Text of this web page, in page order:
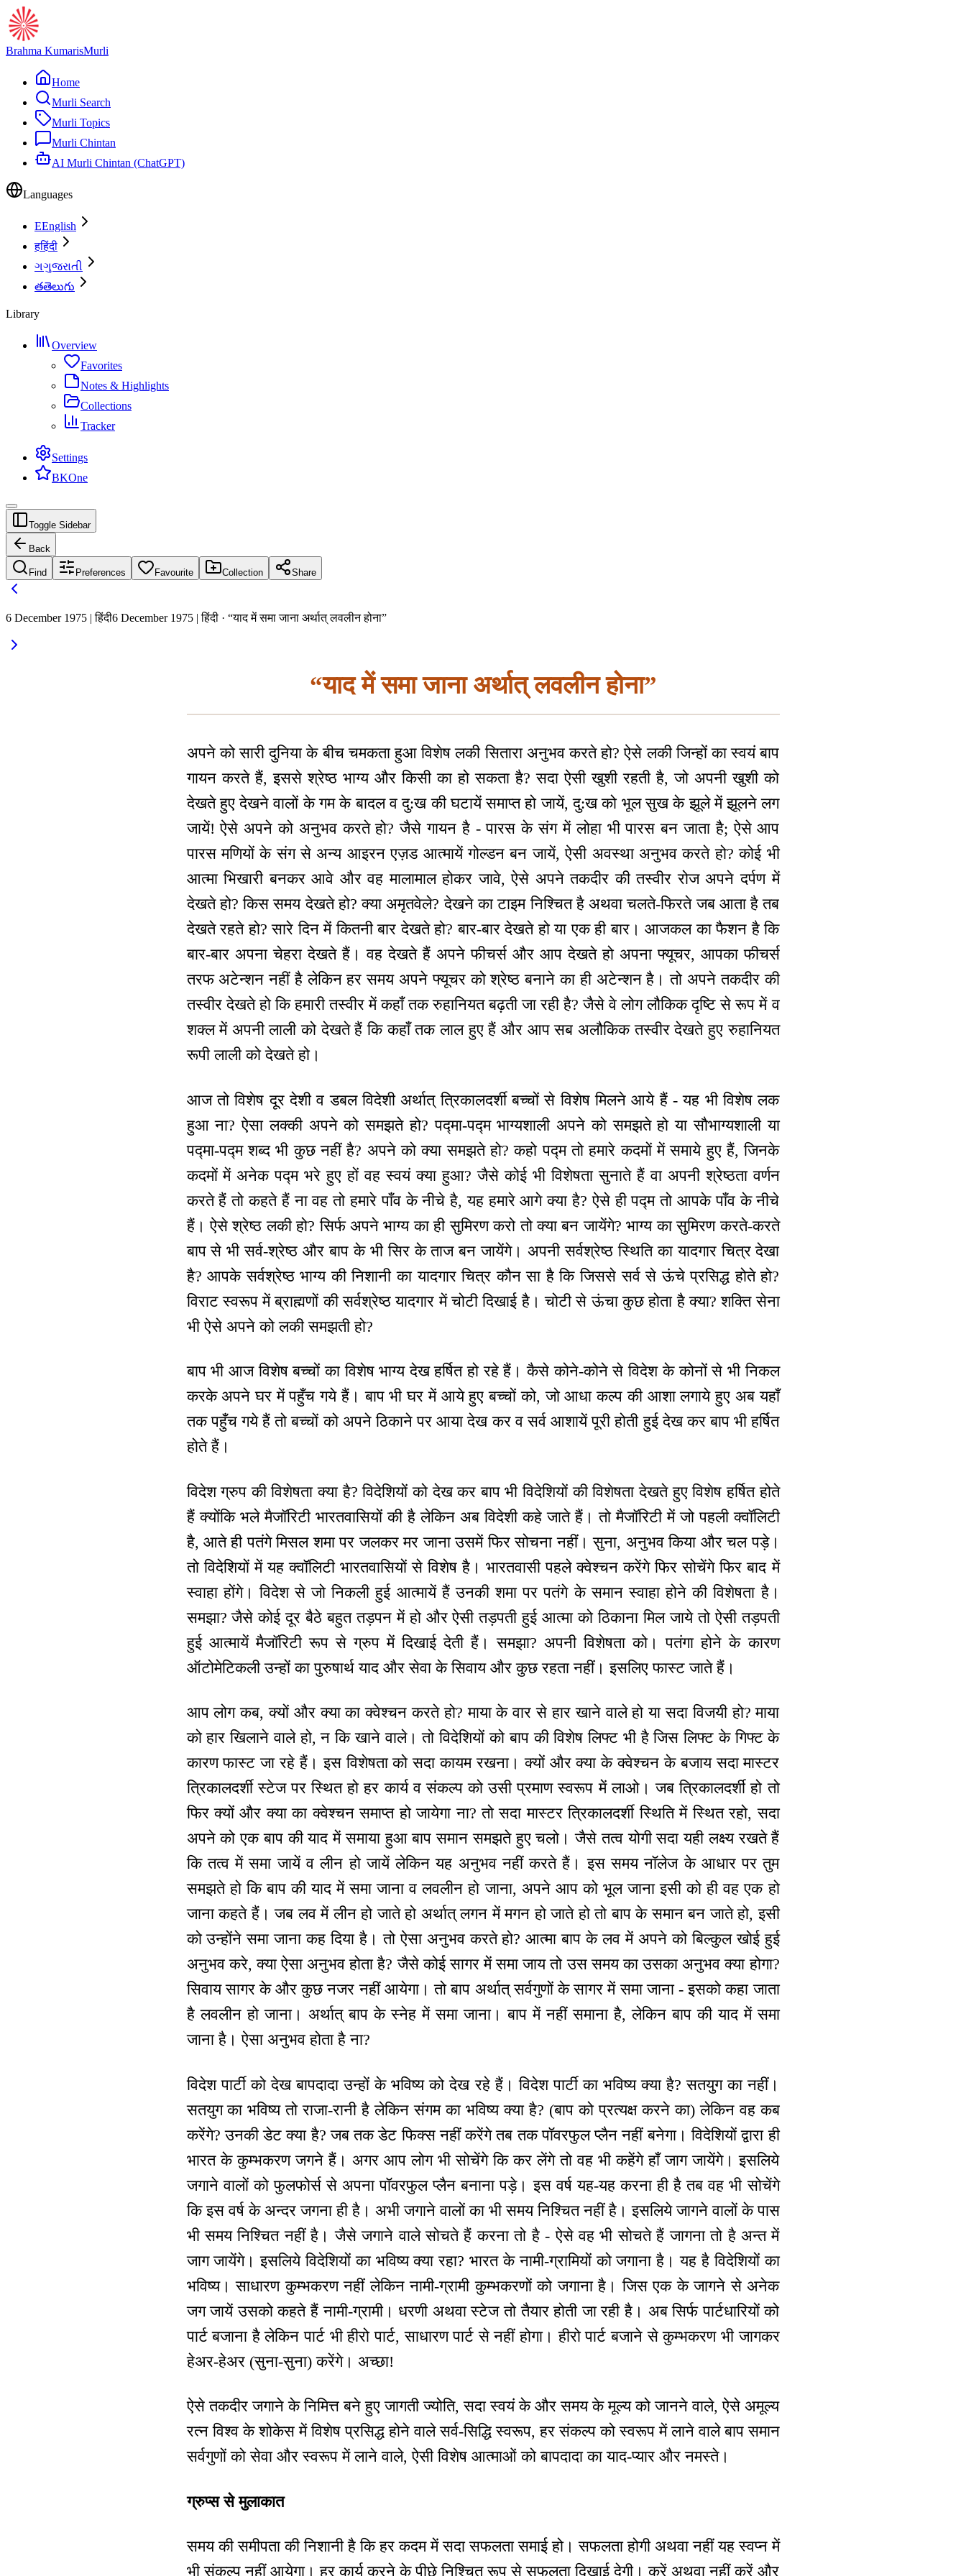
Brahma KumarisMurli
Home
Murli Search
Murli Topics
Murli Chintan
AI Murli Chintan (ChatGPT)
Languages
EEnglish
हहिंदी
ગગુજરાતી
తతెలుగు
Library
Overview
Favorites
Notes & Highlights
Collections
Tracker
Settings
BKOne
Toggle Sidebar
Back
Find Preferences Favourite Collection Share
6 December 1975 | हिंदी6 December 1975 | हिंदी · “याद में समा जाना अर्थात् लवलीन होना”
“याद में समा जाना अर्थात् लवलीन होना”
अपने को सारी दुनिया के बीच चमकता हुआ विशेष लकी सितारा अनुभव करते हो? ऐसे लकी जिन्हों का स्वयं बाप
गायन करते हैं, इससे श्रेष्ठ भाग्य और किसी का हो सकता है? सदा ऐसी खुशी रहती है, जो अपनी खुशी को
देखते हुए देखने वालों के गम के बादल व दु:ख की घटायें समाप्त हो जायें, दु:ख को भूल सुख के झूले में झूलने लग
जायें! ऐसे अपने को अनुभव करते हो? जैसे गायन है - पारस के संग में लोहा भी पारस बन जाता है; ऐसे आप
पारस मणियों के संग से अन्य आइरन एज़ड आत्मायें गोल्डन बन जायें, ऐसी अवस्था अनुभव करते हो? कोई भी
आत्मा भिखारी बनकर आवे और वह मालामाल होकर जावे, ऐसे अपने तकदीर की तस्वीर रोज अपने दर्पण में
देखते हो? किस समय देखते हो? क्या अमृतवेले? देखने का टाइम निश्चित है अथवा चलते-फिरते जब आता है तब
देखते रहते हो? सारे दिन में कितनी बार देखते हो? बार-बार देखते हो या एक ही बार। आजकल का फैशन है कि
बार-बार अपना चेहरा देखते हैं। वह देखते हैं अपने फीचर्स और आप देखते हो अपना फ्यूचर, आपका फीचर्स
तरफ अटेन्शन नहीं है लेकिन हर समय अपने फ्यूचर को श्रेष्ठ बनाने का ही अटेन्शन है। तो अपने तकदीर की
तस्वीर देखते हो कि हमारी तस्वीर में कहाँ तक रुहानियत बढ़ती जा रही है? जैसे वे लोग लौकिक दृष्टि से रूप में व
शक्ल में अपनी लाली को देखते हैं कि कहाँ तक लाल हुए हैं और आप सब अलौकिक तस्वीर देखते हुए रुहानियत
रूपी लाली को देखते हो।
आज तो विशेष दूर देशी व डबल विदेशी अर्थात् त्रिकालदर्शी बच्चों से विशेष मिलने आये हैं - यह भी विशेष लक
हुआ ना? ऐसा लक्की अपने को समझते हो? पद्मा-पद्म भाग्यशाली अपने को समझते हो या सौभाग्यशाली या
पद्मा-पद्म शब्द भी कुछ नहीं है? अपने को क्या समझते हो? कहो पद्म तो हमारे कदमों में समाये हुए हैं, जिनके
कदमों में अनेक पद्म भरे हुए हों वह स्वयं क्या हुआ? जैसे कोई भी विशेषता सुनाते हैं वा अपनी श्रेष्ठता वर्णन
करते हैं तो कहते हैं ना वह तो हमारे पाँव के नीचे है, यह हमारे आगे क्या है? ऐसे ही पद्म तो आपके पाँव के नीचे
हैं। ऐसे श्रेष्ठ लकी हो? सिर्फ अपने भाग्य का ही सुमिरण करो तो क्या बन जायेंगे? भाग्य का सुमिरण करते-करते
बाप से भी सर्व-श्रेष्ठ और बाप के भी सिर के ताज बन जायेंगे। अपनी सर्वश्रेष्ठ स्थिति का यादगार चित्र देखा
है? आपके सर्वश्रेष्ठ भाग्य की निशानी का यादगार चित्र कौन सा है कि जिससे सर्व से ऊंचे प्रसिद्ध होते हो?
विराट स्वरूप में ब्राह्मणों की सर्वश्रेष्ठ यादगार में चोटी दिखाई है। चोटी से ऊंचा कुछ होता है क्या? शक्ति सेना
भी ऐसे अपने को लकी समझती हो?
बाप भी आज विशेष बच्चों का विशेष भाग्य देख हर्षित हो रहे हैं। कैसे कोने-कोने से विदेश के कोनों से भी निकल
करके अपने घर में पहुँच गये हैं। बाप भी घर में आये हुए बच्चों को, जो आधा कल्प की आशा लगाये हुए अब यहाँ
तक पहुँच गये हैं तो बच्चों को अपने ठिकाने पर आया देख कर व सर्व आशायें पूरी होती हुई देख कर बाप भी हर्षित
होते हैं।
विदेश ग्रुप की विशेषता क्या है? विदेशियों को देख कर बाप भी विदेशियों की विशेषता देखते हुए विशेष हर्षित होते
हैं क्योंकि भले मैजॉरिटी भारतवासियों की है लेकिन अब विदेशी कहे जाते हैं। तो मैजॉरिटी में जो पहली क्वॉलिटी
है, आते ही पतंगे मिसल शमा पर जलकर मर जाना उसमें फिर सोचना नहीं। सुना, अनुभव किया और चल पड़े।
तो विदेशियों में यह क्वॉलिटी भारतवासियों से विशेष है। भारतवासी पहले क्वेश्चन करेंगे फिर सोचेंगे फिर बाद में
स्वाहा होंगे। विदेश से जो निकली हुई आत्मायें हैं उनकी शमा पर पतंगे के समान स्वाहा होने की विशेषता है।
समझा? जैसे कोई दूर बैठे बहुत तड़पन में हो और ऐसी तड़पती हुई आत्मा को ठिकाना मिल जाये तो ऐसी तड़पती
हुई आत्मायें मैजॉरिटी रूप से ग्रुप में दिखाई देती हैं। समझा? अपनी विशेषता को। पतंगा होने के कारण
ऑटोमेटिकली उन्हों का पुरुषार्थ याद और सेवा के सिवाय और कुछ रहता नहीं। इसलिए फास्ट जाते हैं।
आप लोग कब, क्यों और क्या का क्वेश्चन करते हो? माया के वार से हार खाने वाले हो या सदा विजयी हो? माया
को हार खिलाने वाले हो, न कि खाने वाले। तो विदेशियों को बाप की विशेष लिफ्ट भी है जिस लिफ्ट के गिफ्ट के
कारण फास्ट जा रहे हैं। इस विशेषता को सदा कायम रखना। क्यों और क्या के क्वेश्चन के बजाय सदा मास्टर
त्रिकालदर्शी स्टेज पर स्थित हो हर कार्य व संकल्प को उसी प्रमाण स्वरूप में लाओ। जब त्रिकालदर्शी हो तो
फिर क्यों और क्या का क्वेश्चन समाप्त हो जायेगा ना? तो सदा मास्टर त्रिकालदर्शी स्थिति में स्थित रहो, सदा
अपने को एक बाप की याद में समाया हुआ बाप समान समझते हुए चलो। जैसे तत्व योगी सदा यही लक्ष्य रखते हैं
कि तत्व में समा जायें व लीन हो जायें लेकिन यह अनुभव नहीं करते हैं। इस समय नॉलेज के आधार पर तुम
समझते हो कि बाप की याद में समा जाना व लवलीन हो जाना, अपने आप को भूल जाना इसी को ही वह एक हो
जाना कहते हैं। जब लव में लीन हो जाते हो अर्थात् लगन में मगन हो जाते हो तो बाप के समान बन जाते हो, इसी
को उन्होंने समा जाना कह दिया है। तो ऐसा अनुभव करते हो? आत्मा बाप के लव में अपने को बिल्कुल खोई हुई
अनुभव करे, क्या ऐसा अनुभव होता है? जैसे कोई सागर में समा जाय तो उस समय का उसका अनुभव क्या होगा?
सिवाय सागर के और कुछ नजर नहीं आयेगा। तो बाप अर्थात् सर्वगुणों के सागर में समा जाना - इसको कहा जाता
है लवलीन हो जाना। अर्थात् बाप के स्नेह में समा जाना। बाप में नहीं समाना है, लेकिन बाप की याद में समा
जाना है। ऐसा अनुभव होता है ना?
विदेश पार्टी को देख बापदादा उन्हों के भविष्य को देख रहे हैं। विदेश पार्टी का भविष्य क्या है? सतयुग का नहीं।
सतयुग का भविष्य तो राजा-रानी है लेकिन संगम का भविष्य क्या है? (बाप को प्रत्यक्ष करने का) लेकिन वह कब
करेंगे? उनकी डेट क्या है? जब तक डेट फिक्स नहीं करेंगे तब तक पॉवरफुल प्लैन नहीं बनेगा। विदेशियों द्वारा ही
भारत के कुम्भकरण जगने हैं। अगर आप लोग भी सोचेंगे कि कर लेंगे तो वह भी कहेंगे हाँ जाग जायेंगे। इसलिये
जगाने वालों को फुलफोर्स से अपना पॉवरफुल प्लैन बनाना पड़े। इस वर्ष यह-यह करना ही है तब वह भी सोचेंगे
कि इस वर्ष के अन्दर जगना ही है। अभी जगाने वालों का भी समय निश्चित नहीं है। इसलिये जागने वालों के पास
भी समय निश्चित नहीं है। जैसे जगाने वाले सोचते हैं करना तो है - ऐसे वह भी सोचते हैं जागना तो है अन्त में
जाग जायेंगे। इसलिये विदेशियों का भविष्य क्या रहा? भारत के नामी-ग्रामियों को जगाना है। यह है विदेशियों का
भविष्य। साधारण कुम्भकरण नहीं लेकिन नामी-ग्रामी कुम्भकरणों को जगाना है। जिस एक के जागने से अनेक
जग जायें उसको कहते हैं नामी-ग्रामी। धरणी अथवा स्टेज तो तैयार होती जा रही है। अब सिर्फ पार्टधारियों को
पार्ट बजाना है लेकिन पार्ट भी हीरो पार्ट, साधारण पार्ट से नहीं होगा। हीरो पार्ट बजाने से कुम्भकरण भी जागकर
हेअर-हेअर (सुना-सुना) करेंगे। अच्छा!
ऐसे तकदीर जगाने के निमित्त बने हुए जागती ज्योति, सदा स्वयं के और समय के मूल्य को जानने वाले, ऐसे अमूल्य
रत्न विश्व के शोकेस में विशेष प्रसिद्ध होने वाले सर्व-सिद्धि स्वरूप, हर संकल्प को स्वरूप में लाने वाले बाप समान
सर्वगुणों को सेवा और स्वरूप में लाने वाले, ऐसी विशेष आत्माओं को बापदादा का याद-प्यार और नमस्ते।
ग्रुप्स से मुलाकात
समय की समीपता की निशानी है कि हर कदम में सदा सफलता समाई हो। सफलता होगी अथवा नहीं यह स्वप्न में
भी संकल्प नहीं आयेगा। हर कार्य करने के पीछे निश्चित रूप से सफलता दिखाई देगी। करें अथवा नहीं करें और